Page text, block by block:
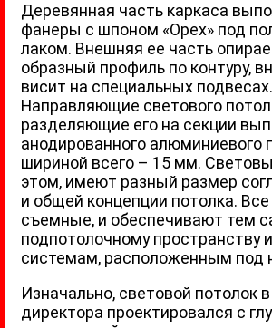
Деревянная часть каркаса
фанеры с шпоном «Орех» под
лаком. Внешняя ее часть
образный профиль по контуру,
висит на специальных подвесах.
Направляющие светового
разделяющие его на секции
анодированного алюминиевого
шириной всего – 15 мм.
этом, имеют разный размер
и общей концепции потолка. Все
съемные, и обеспечивают тем
подпотолочному пространству
системам, расположенным под
Изначально, световой потолок
директора проектировался с